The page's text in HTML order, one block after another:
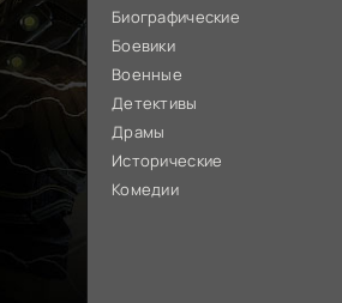
Биографические
Боевики
Военные
Детективы
Драмы
Исторические
Комедии